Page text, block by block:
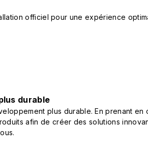
officiel pour une expérience
durable
plus durable. En prenant
afin de créer des solutions